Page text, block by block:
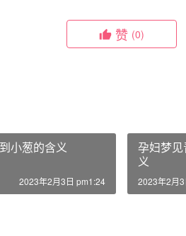
赞 (0)
小葱的含义
2023年2月3日 pm1:24
孕妇梦
义
2023年2月